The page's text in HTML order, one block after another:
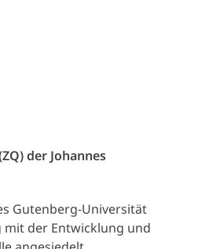
der Johannes
Gutenberg-Universität
mit der Entwicklung und